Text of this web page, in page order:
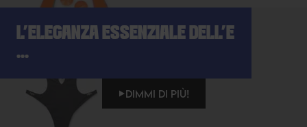
L'ELEGANZA ESSENZIALE DELL'E
...
DIMMI DI PIÙ!